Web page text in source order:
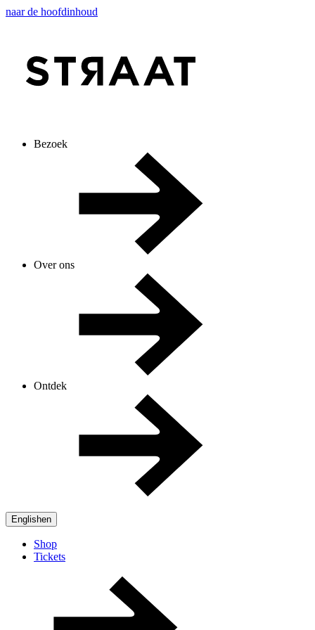
naar de hoofdinhoud
Bezoek
Over ons
Ontdek
Englishen
Shop
Tickets